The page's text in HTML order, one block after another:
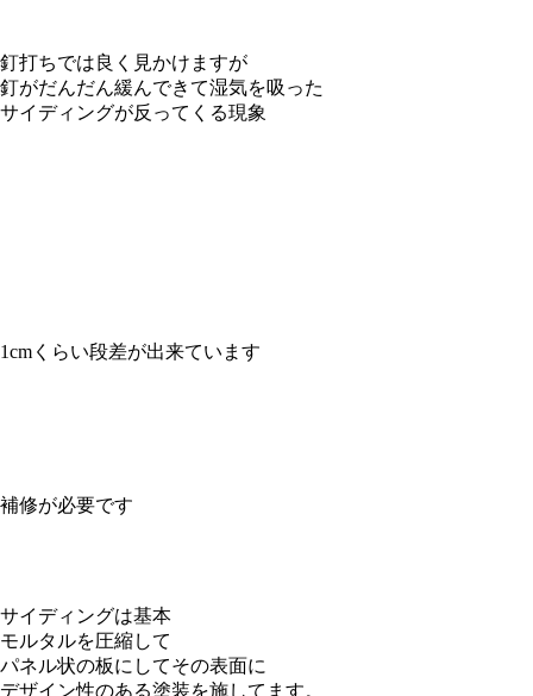
釘打ちでは良く見かけますが
釘がだんだん緩んできて湿気を吸った
サイディングが反ってくる現象
1cmくらい段差が出来ています
補修が必要です
サイディングは基本
モルタルを圧縮して
パネル状の板にしてその表面に
デザイン性のある塗装を施してます。